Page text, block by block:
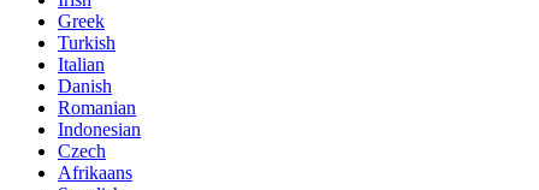
Greek
Turkish
Italian
Danish
Romanian
Indonesian
Czech
Afrikaans